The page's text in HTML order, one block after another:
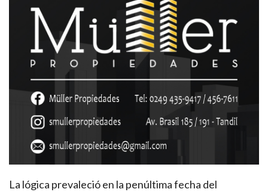
La lógica prevaleció en la penúltima fecha del